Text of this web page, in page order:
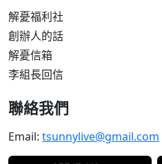
解憂福利社
創辦人的話
解憂信箱
李組長回信
聯絡我們
Email: tsunnylive@gmail.com